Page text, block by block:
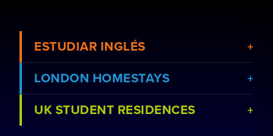
ESTUDIAR INGLÉS
Ver cursos
LONDON HOMESTAYS
UK STUDENT RESIDENCES